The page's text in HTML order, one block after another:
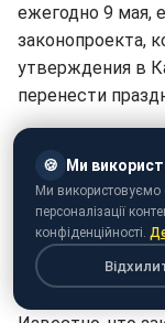
ежегодно 9 мая,
законопроекта,
утверждения в
перенести
"Кроме того, мы
про перенос
на День борьбы
Кабинету
дня", - объяснил
🍪 Ми
Ми використовуємо
персоналізації
конфіденційності.